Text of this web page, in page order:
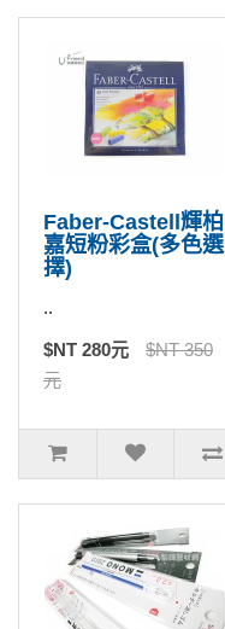
Faber-Castell輝柏
嘉短粉彩盒(多色選
擇)
..
$NT 280元
$NT 350
元